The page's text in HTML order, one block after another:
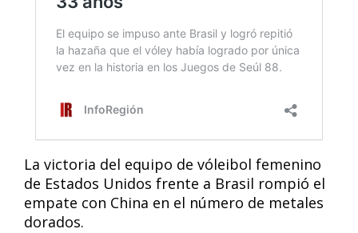
La victoria del equipo de vóleibol femenino
de Estados Unidos frente a Brasil rompió el
empate con China en el número de metales
dorados.